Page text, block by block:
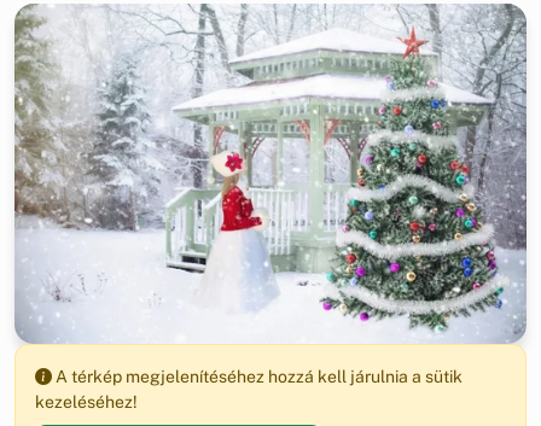
A térkép megjelenítéséhez hozzá kell járulnia a sütik
kezeléséhez!